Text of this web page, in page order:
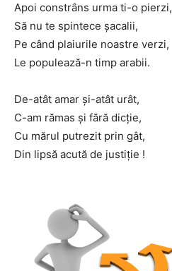
Apoi constrâns urma ti-o pierzi,
Să nu te spintece șacalii,
Pe când plaiurile noastre verzi,
Le populează-n timp arabii.
De-atât amar și-atât urât,
C-am rămas și fără dicție,
Cu mărul putrezit prin gât,
Din lipsă acută de justiție !